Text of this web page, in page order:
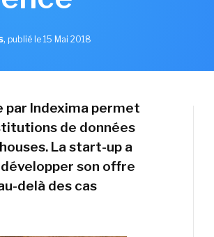
, publié le 15 Mai 2018
par Indexima permet
de données
La start-up a
son offre
delà des cas